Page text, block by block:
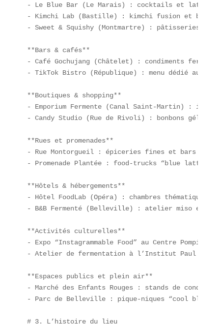
- Le Blue Bar (Le Marais) : cocktails et lattes
- Kimchi Lab (Bastille) : kimchi fusion et bok
- Sweet & Squishy (Montmartre) : pâtisseries
**Bars & cafés**
- Café Gochujang (Châtelet) : condiments
- TikTok Bistro (République) : menu dédié aux
**Boutiques & shopping**
- Emporium Fermente (Canal Saint-Martin) :
- Candy Studio (Rue de Rivoli) : bonbons
**Rues et promenades**
- Rue Montorgueil : épiceries fines et bars à
- Promenade Plantée : food-trucks “blue latte”
**Hôtels & hébergements**
- Hôtel FoodLab (Opéra) : chambres thématiques
- B&B Fermenté (Belleville) : atelier miso et
**Activités culturelles**
- Expo “Instagrammable Food” au Centre Pompidou
- Atelier de fermentation à l’Institut Paul
**Espaces publics et plein air**
- Marché des Enfants Rouges : stands de
- Parc de Belleville : pique-niques “cool blue”
# 3. L’histoire du lieu